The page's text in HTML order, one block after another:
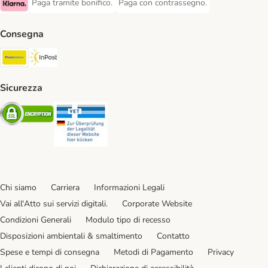
Klarna Payment Method
Paga tramite bonifico.
Paga tramite bonifico. Payment Method
Paga con contrassegno.
Paga con contrassegno. Payment
Consegna
Poste Italiane. Shipping Method
Sicurezza
Security
Chi siamo Carriera
Informazioni Legali
Vai all'Atto sui servizi digitali.
Corporate Website
Condizioni Generali
Modulo tipo di recesso
Disposizioni ambientali & smaltimento
Contatto
Spese e tempi di consegna
Metodi di Pagamento
Privacy